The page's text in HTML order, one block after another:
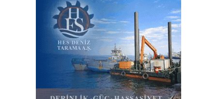
Karadaki Son Nokta: Tokarevsky Deniz Feneri